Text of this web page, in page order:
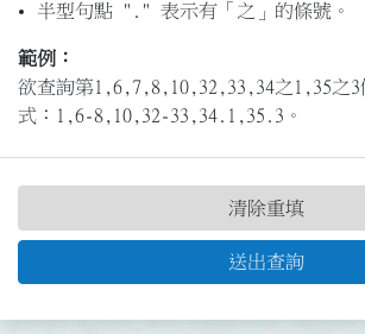
半型句點 "." 表示有「之」的條號。
範例：
欲查詢第1,6,7,8,10,32,33,34之1,35之3
式：1,6-8,10,32-33,34.1,35.3。
送出查詢
清除重填